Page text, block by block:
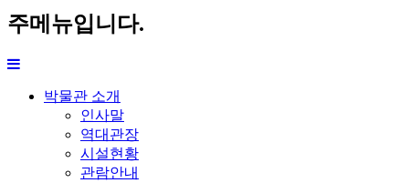
주메뉴입니다.
박물관 소개
인사말
역대관장
시설현황
관람안내